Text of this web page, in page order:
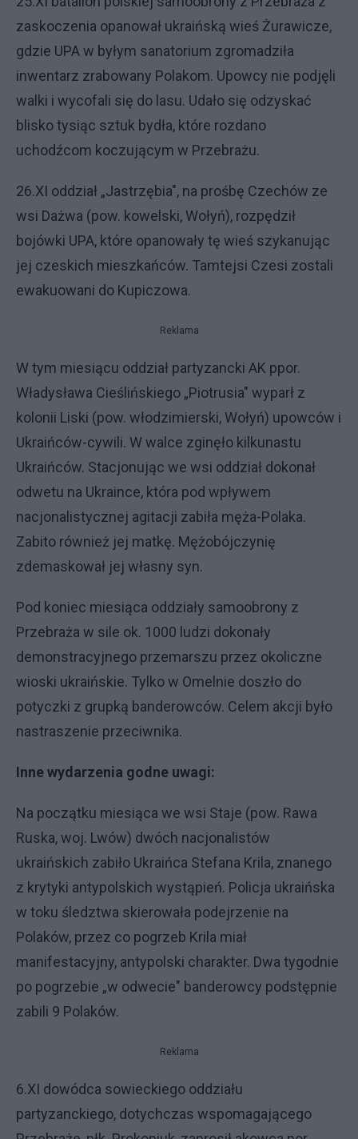
zaskoczenia opanował ukraińską wieś Żurawicze,
gdzie UPA w byłym sanatorium zgromadziła
inwentarz zrabowany Polakom. Upowcy nie podjęli
walki i wycofali się do lasu. Udało się odzyskać
blisko tysiąc sztuk bydła, które rozdano
uchodźcom koczującym w Przebrażu.
26.XI oddział „Jastrzębia", na prośbę Czechów ze
wsi Dażwa (pow. kowelski, Wołyń), rozpędził
bojówki UPA, które opanowały tę wieś szykanując
jej czeskich mieszkańców. Tamtejsi Czesi zostali
ewakuowani do Kupiczowa.
Reklama
W tym miesiącu oddział partyzancki AK ppor.
Władysława Cieślińskiego „Piotrusia" wyparł z
kolonii Liski (pow. włodzimierski, Wołyń) upowców i
Ukraińców-cywili. W walce zginęło kilkunastu
Ukraińców. Stacjonując we wsi oddział dokonał
odwetu na Ukraince, która pod wpływem
nacjonalistycznej agitacji zabiła męża-Polaka.
Zabito również jej matkę. Mężobójczynię
zdemaskował jej własny syn.
Pod koniec miesiąca oddziały samoobrony z
Przebraża w sile ok. 1000 ludzi dokonały
demonstracyjnego przemarszu przez okoliczne
wioski ukraińskie. Tylko w Omelnie doszło do
potyczki z grupką banderowców. Celem akcji było
nastraszenie przeciwnika.
Inne wydarzenia godne uwagi:
Na początku miesiąca we wsi Staje (pow. Rawa
Ruska, woj. Lwów) dwóch nacjonalistów
ukraińskich zabiło Ukraińca Stefana Krila, znanego
z krytyki antypolskich wystąpień. Policja ukraińska
w toku śledztwa skierowała podejrzenie na
Polaków, przez co pogrzeb Krila miał
manifestacyjny, antypolski charakter. Dwa tygodnie
po pogrzebie „w odwecie" banderowcy podstępnie
zabili 9 Polaków.
Reklama
6.XI dowódca sowieckiego oddziału
partyzanckiego, dotychczas wspomagającego